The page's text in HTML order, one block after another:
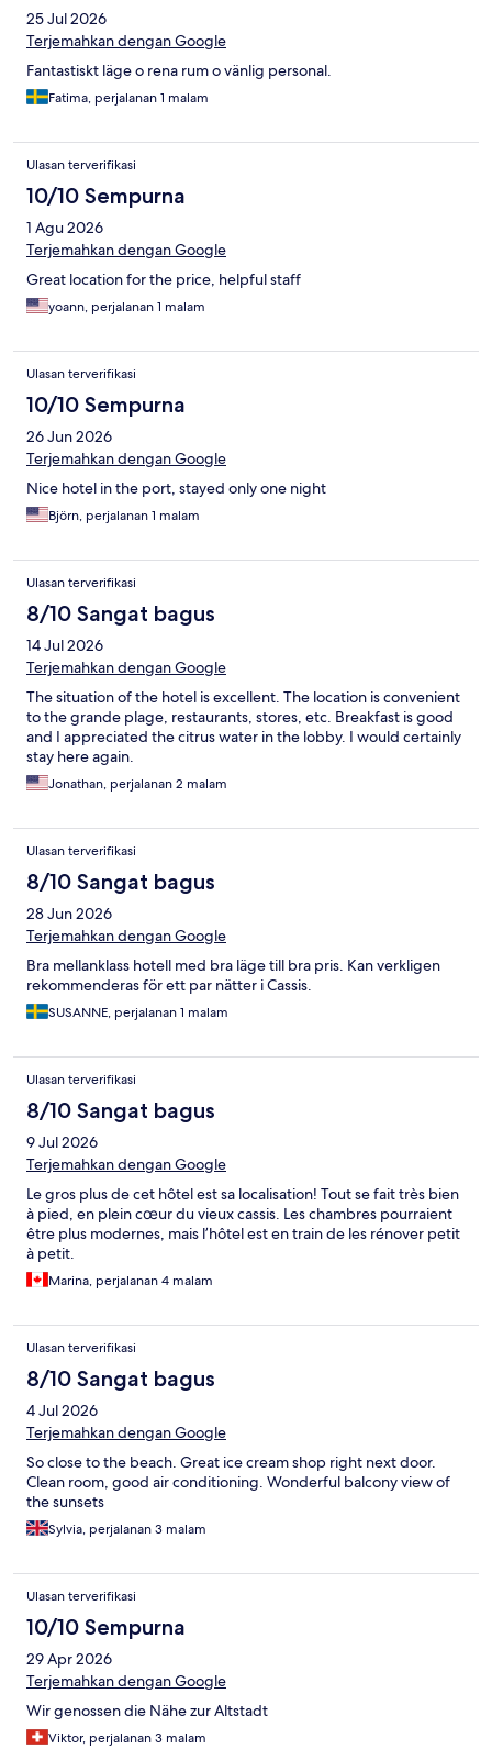
25 Jul 2026
Terjemahkan dengan Google
Fantastiskt läge o rena rum o vänlig personal.
Fatima, perjalanan 1 malam
Ulasan terverifikasi
10/10 Sempurna
1 Agu 2026
Terjemahkan dengan Google
Great location for the price, helpful staff
yoann, perjalanan 1 malam
Ulasan terverifikasi
10/10 Sempurna
26 Jun 2026
Terjemahkan dengan Google
Nice hotel in the port, stayed only one night
Björn, perjalanan 1 malam
Ulasan terverifikasi
8/10 Sangat bagus
14 Jul 2026
Terjemahkan dengan Google
The situation of the hotel is excellent. The location is convenient
to the grande plage, restaurants, stores, etc. Breakfast is good
and I appreciated the citrus water in the lobby. I would certainly
stay here again.
Jonathan, perjalanan 2 malam
Ulasan terverifikasi
8/10 Sangat bagus
28 Jun 2026
Terjemahkan dengan Google
Bra mellanklass hotell med bra läge till bra pris. Kan verkligen
rekommenderas för ett par nätter i Cassis.
SUSANNE, perjalanan 1 malam
Ulasan terverifikasi
8/10 Sangat bagus
9 Jul 2026
Terjemahkan dengan Google
Le gros plus de cet hôtel est sa localisation! Tout se fait très bien
à pied, en plein cœur du vieux cassis. Les chambres pourraient
être plus modernes, mais l’hôtel est en train de les rénover petit
à petit.
Marina, perjalanan 4 malam
Ulasan terverifikasi
8/10 Sangat bagus
4 Jul 2026
Terjemahkan dengan Google
So close to the beach. Great ice cream shop right next door.
Clean room, good air conditioning. Wonderful balcony view of
the sunsets
Sylvia, perjalanan 3 malam
Ulasan terverifikasi
10/10 Sempurna
29 Apr 2026
Terjemahkan dengan Google
Wir genossen die Nähe zur Altstadt
Viktor, perjalanan 3 malam